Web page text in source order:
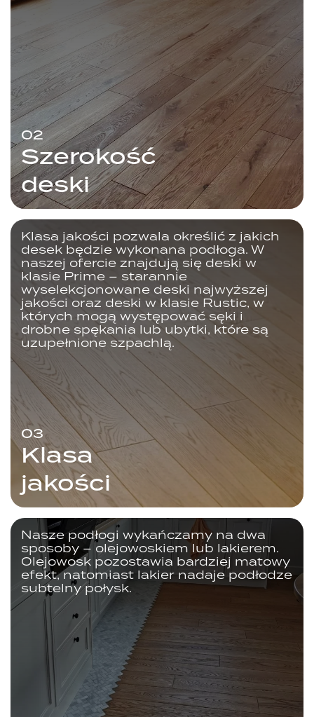
02
Szerokość
deski
03
Klasa
jakości
Klasa jakości pozwala określić z jakich
desek będzie wykonana podłoga. W
naszej ofercie znajdują się deski w
klasie Prime – starannie
wyselekcjonowane deski najwyższej
jakości oraz deski w klasie Rustic, w
których mogą występować sęki i
drobne spękania lub ubytki, które są
uzupełnione szpachlą.
Nasze podłogi wykańczamy na dwa
sposoby – olejowoskiem lub lakierem.
Olejowosk pozostawia bardziej matowy
efekt, natomiast lakier nadaje podłodze
subtelny połysk.